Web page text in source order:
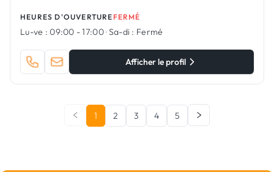
HEURES D'OUVERTURE FERMÉ
Lu-ve : 09:00 - 17:00·Sa-di : Fermé
Afficher le profil
1 2 3 4 5